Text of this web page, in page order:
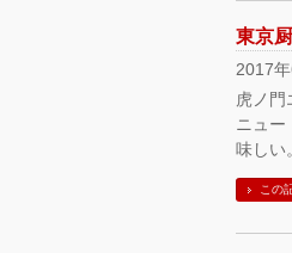
東京
2017
虎ノ
ニュ
味しい
この